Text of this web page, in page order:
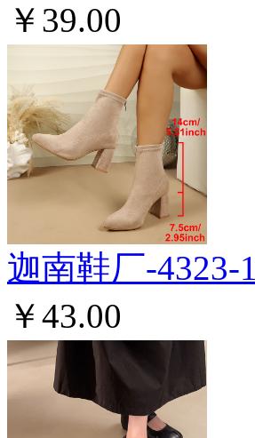
￥39.00
迦南鞋厂-4323-1
￥43.00